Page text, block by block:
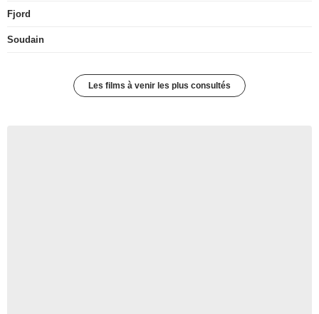
Fjord
Soudain
Les films à venir les plus consultés